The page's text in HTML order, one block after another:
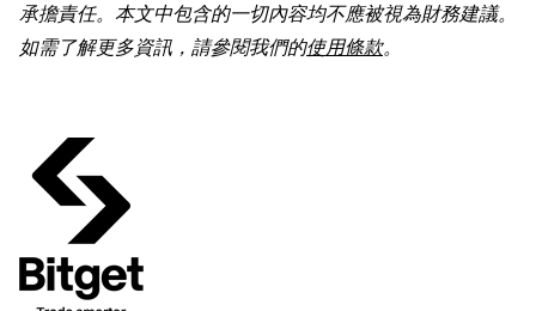
承擔責任。本文中包含的一切內容均不應被視為財務建議。
如需了解更多資訊，請參閱我們的使用條款。